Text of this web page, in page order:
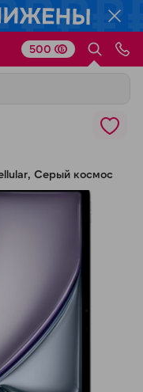
500
Серый космос